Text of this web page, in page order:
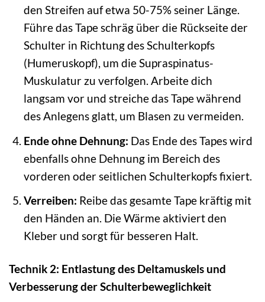
den Streifen auf etwa 50-75% seiner Länge.
Führe das Tape schräg über die Rückseite der
Schulter in Richtung des Schulterkopfs
(Humeruskopf), um die Supraspinatus-
Muskulatur zu verfolgen. Arbeite dich
langsam vor und streiche das Tape während
des Anlegens glatt, um Blasen zu vermeiden.
Ende ohne Dehnung: Das Ende des Tapes wird
ebenfalls ohne Dehnung im Bereich des
vorderen oder seitlichen Schulterkopfs fixiert.
Verreiben: Reibe das gesamte Tape kräftig mit
den Händen an. Die Wärme aktiviert den
Kleber und sorgt für besseren Halt.
Technik 2: Entlastung des Deltamuskels und
Verbesserung der Schulterbeweglichkeit